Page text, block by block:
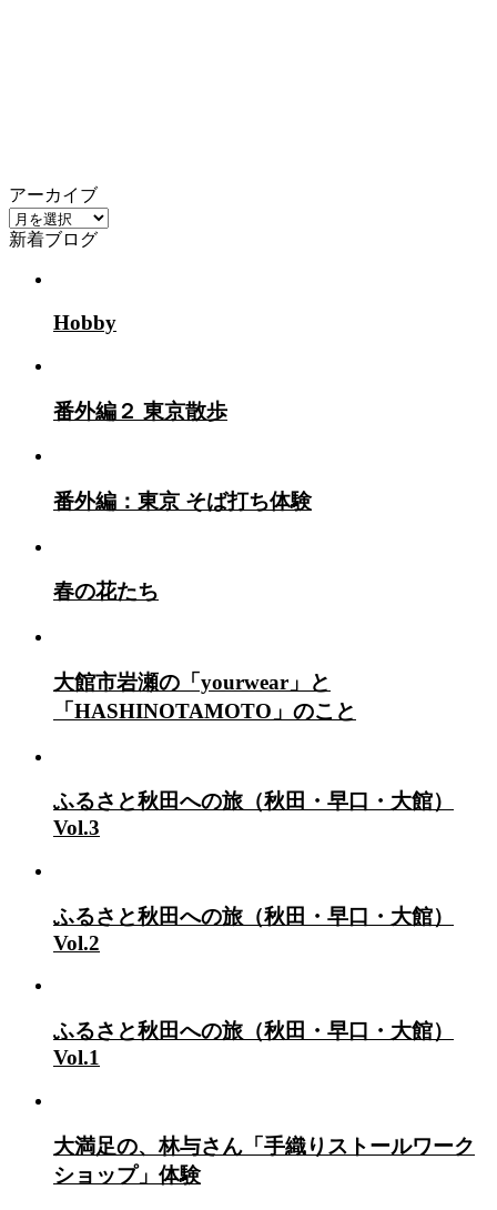
アーカイブ
ア
ー
新着ブログ
Hobby
番外編２ 東京散歩
番外編：東京 そば打ち体験
春の花たち
大館市岩瀬の「yourwear」と
「HASHINOTAMOTO」のこと
ふるさと秋田への旅（秋田・早口・大館）
Vol.3
ふるさと秋田への旅（秋田・早口・大館）
Vol.2
ふるさと秋田への旅（秋田・早口・大館）
Vol.1
大満足の、林与さん「手織りストールワーク
ショップ」体験